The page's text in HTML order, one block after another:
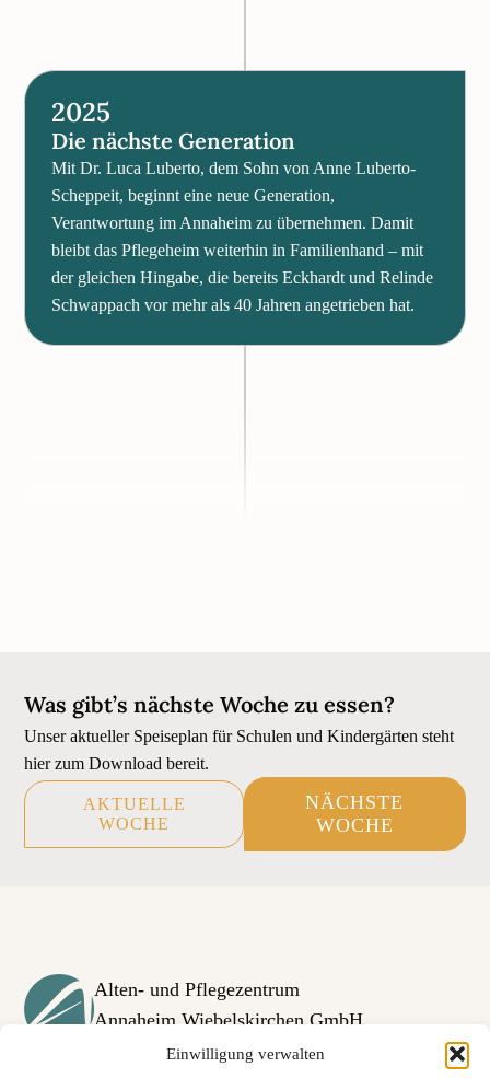
Einwilligung verwalten
2025
Die nächste Generation
Mit Dr. Luca Luberto, dem Sohn von Anne Luberto-
Scheppeit, beginnt eine neue Generation,
Verantwortung im Annaheim zu übernehmen. Damit
bleibt das Pflegeheim weiterhin in Familienhand – mit
der gleichen Hingabe, die bereits Eckhardt und Relinde
Schwappach vor mehr als 40 Jahren angetrieben hat.
Was gibt’s nächste Woche zu essen?
Unser aktueller Speiseplan für Schulen und Kindergärten steht
hier zum Download bereit.
AKTUELLE
WOCHE
NÄCHSTE
WOCHE
Alten- und Pflegezentrum
Annaheim Wiebelskirchen GmbH
Im Katzentümpel 1b